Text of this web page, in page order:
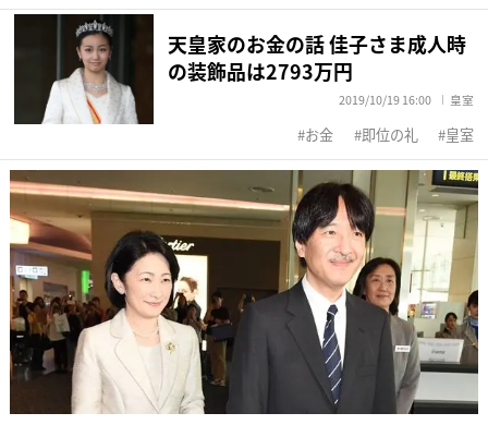
天皇家のお金の話 佳子さま成人時
の装飾品は2793万円
2019/10/19 16:00 皇室
お金 即位の礼 皇室